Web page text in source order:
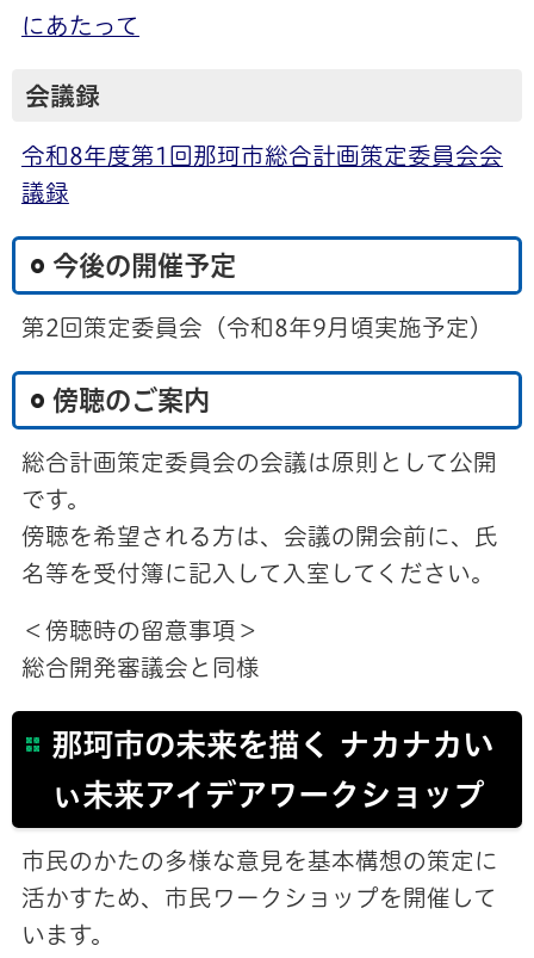
にあたって
会議録
令和8年度第1回那珂市総合計画策定委員会会
議録
今後の開催予定
第2回策定委員会（令和8年9月頃実施予定）
傍聴のご案内
総合計画策定委員会の会議は原則として公開
です。
傍聴を希望される方は、会議の開会前に、氏
名等を受付簿に記入して入室してください。
＜傍聴時の留意事項＞
総合開発審議会と同様
那珂市の未来を描く ナカナカい
ぃ未来アイデアワークショップ
市民のかたの多様な意見を基本構想の策定に
活かすため、市民ワークショップを開催して
います。